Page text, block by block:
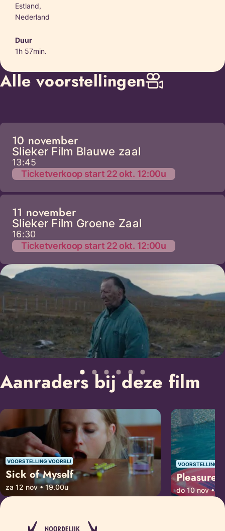
Estland,
Nederland
Duur
1h 57min.
Alle voorstellingen
10 november
Slieker Film Blauwe zaal
13:45
Ticketverkoop start 22 okt. 12:00u
11 november
Slieker Film Groene Zaal
16:30
Ticketverkoop start 22 okt. 12:00u
Aanraders bij deze film
VOORSTELLING VOORBIJ
Sick of Myself
za 12 nov • 19.00u
VOORSTELLING
Pleasure
do 10 nov •